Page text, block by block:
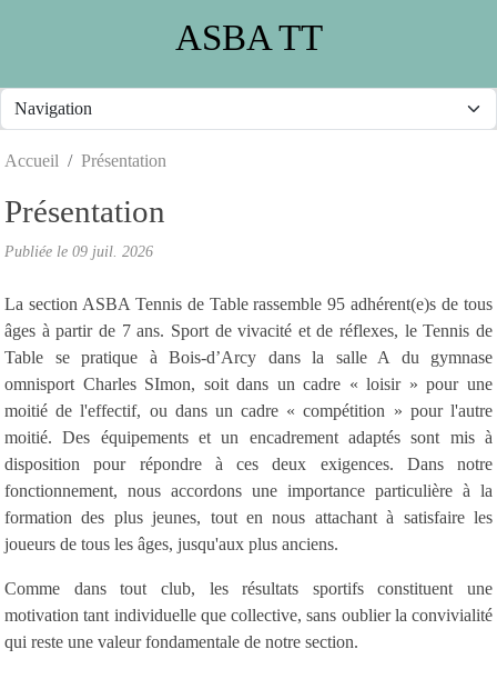
ASBA TT
Accueil Présentation
Présentation
Publiée le 09 juil. 2026
La section ASBA Tennis de Table rassemble 95 adhérent(e)s de tous
âges à partir de 7 ans. Sport de vivacité et de réflexes, le Tennis de
Table se pratique à Bois-d’Arcy dans la salle A du gymnase
omnisport Charles SImon, soit dans un cadre « loisir » pour une
moitié de l'effectif, ou dans un cadre « compétition » pour l'autre
moitié. Des équipements et un encadrement adaptés sont mis à
disposition pour répondre à ces deux exigences. Dans notre
fonctionnement, nous accordons une importance particulière à la
formation des plus jeunes, tout en nous attachant à satisfaire les
joueurs de tous les âges, jusqu'aux plus anciens.
Comme dans tout club, les résultats sportifs constituent une
motivation tant individuelle que collective, sans oublier la convivialité
qui reste une valeur fondamentale de notre section.